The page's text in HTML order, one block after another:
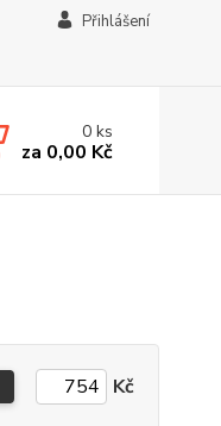
Přihlášení
0ks
za 0,00 Kč
Kč